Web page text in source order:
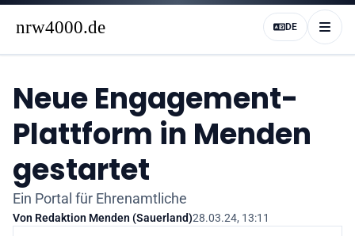
DE
Neue Engagement-
Plattform in Menden
gestartet
Ein Portal für Ehrenamtliche
Von Redaktion Menden (Sauerland)28.03.24, 13:11